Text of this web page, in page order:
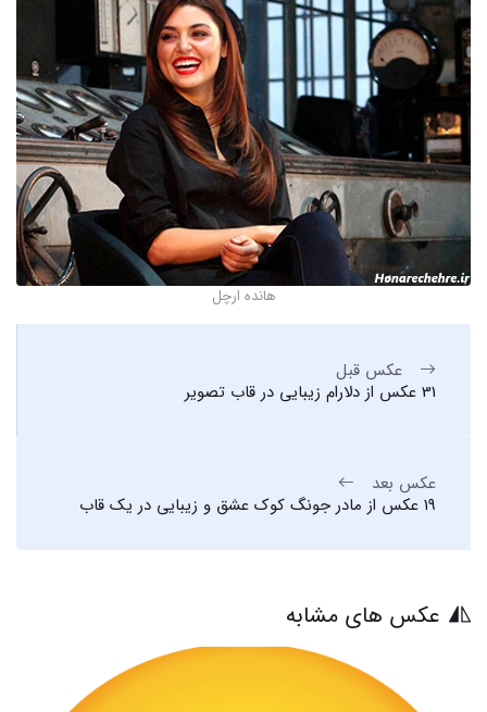
هانده ارچل
عکس قبل
31 عکس از دلارام زیبایی در قاب تصویر
عکس بعد
19 عکس از مادر جونگ کوک عشق و زیبایی در یک قاب
عکس های مشابه